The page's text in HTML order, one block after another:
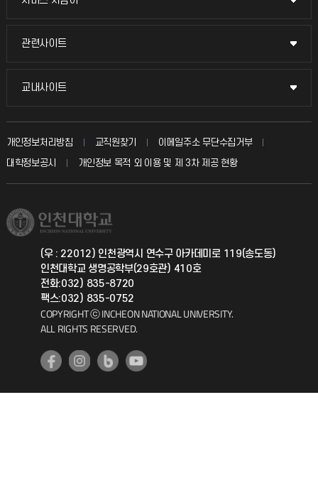
입학안내
취업정보(학생)
묻고 답하기
칭찬마당
학생서비스 지킴이
관련사이트
관련사이트
국방헬프콜
총동문회
교내사이트
교내사이트
교수회
교육혁신본부
국제지원과
공자아카데미
기초교육원
개인정보처리방침 교직원찾기
이메일주소 무단수집거부
대학정보공시
개인정보 목적 외 이용 및 제 3차 제공 현황
(우 : 22012) 인천광역시 연수구 아카데미로 119(송도동)
인천대학교 생명공학부(29호관) 410호
전화:032) 835-8720
팩스:032) 835-0752
COPYRIGHT ⓒ INCHEON NATIONAL UNIVERSITY.
ALL RIGHTS RESERVED.